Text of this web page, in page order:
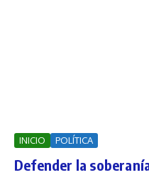
INICIO POLÍTICA
Defender la